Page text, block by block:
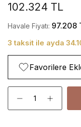
102.324 TL
Havale Fiyatı: 97.208
3 taksit ile ayda
Favorilere
Adet